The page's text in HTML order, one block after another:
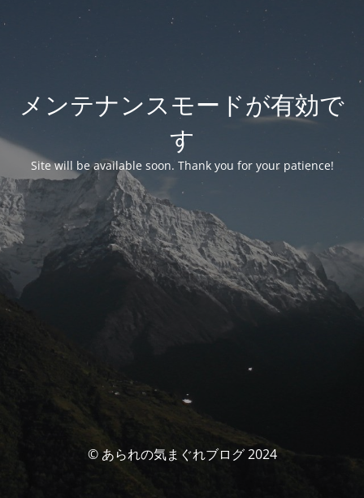
メンテナンスモードが有効で
す
Site will be available soon. Thank you for your patience!
© あられの気まぐれブログ 2024